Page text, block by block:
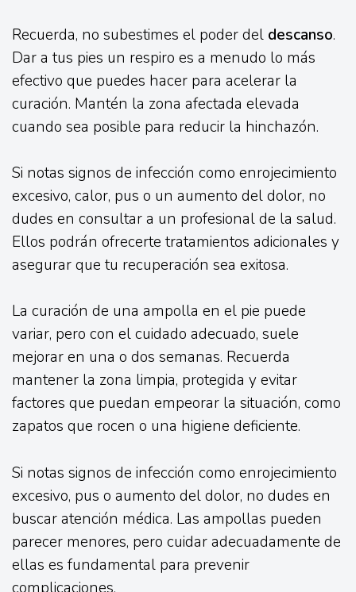
Recuerda, no subestimes el poder del descanso.
Dar a tus pies un respiro es a menudo lo más
efectivo que puedes hacer para acelerar la
curación. Mantén la zona afectada elevada
cuando sea posible para reducir la hinchazón.
Si notas signos de infección como enrojecimiento
excesivo, calor, pus o un aumento del dolor, no
dudes en consultar a un profesional de la salud.
Ellos podrán ofrecerte tratamientos adicionales y
asegurar que tu recuperación sea exitosa.
La curación de una ampolla en el pie puede
variar, pero con el cuidado adecuado, suele
mejorar en una o dos semanas. Recuerda
mantener la zona limpia, protegida y evitar
factores que puedan empeorar la situación, como
zapatos que rocen o una higiene deficiente.
Si notas signos de infección como enrojecimiento
excesivo, pus o aumento del dolor, no dudes en
buscar atención médica. Las ampollas pueden
parecer menores, pero cuidar adecuadamente de
ellas es fundamental para prevenir
complicaciones.